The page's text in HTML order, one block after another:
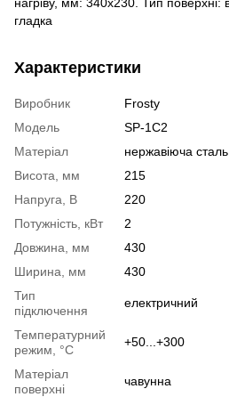
гладка
Характеристики
Виробник
Frosty
Модель
SP-1C2
Матеріал
нержавіюча сталь
Висота, мм
215
Напруга, В
220
Потужність, кВт
2
Довжина, мм
430
Ширина, мм
430
Тип
підключення
електричний
Температурний
режим, °C
+50...+300
Матеріал
поверхні
чавунна